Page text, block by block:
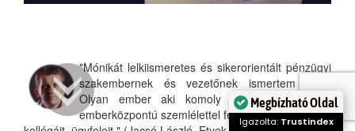
"Mónikát lelkiismeretes és sikerorientált pénzügyi
szakembernek és vezetőnek ismertem meg.
Olyan ember aki komoly háttérismerettel és
emberközpontú szemlélettel felvértezve támogatja
Megbízható Oldal
Igazolta: Trustindex